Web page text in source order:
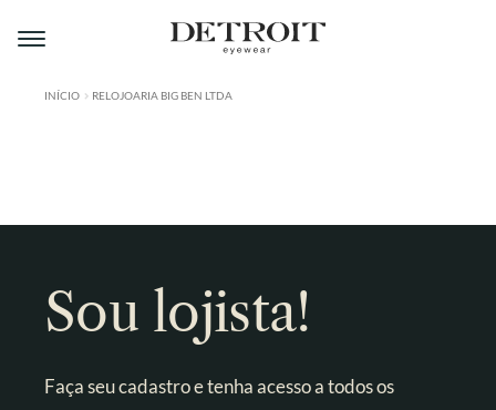
Pular
para
Pular
para
A MONTMARTRE
CONTATO
INÍCIO RELOJOARIA BIG BEN LTDA
Sou lojista!
Faça seu cadastro e tenha acesso a todos os